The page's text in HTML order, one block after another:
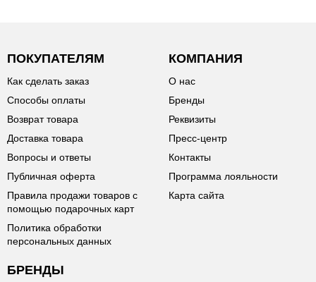
ПОКУПАТЕЛЯМ
Как сделать заказ
Способы оплаты
Возврат товара
Доставка товара
Вопросы и ответы
Публичная оферта
Правила продажи товаров с
помощью подарочных карт
Политика обработки
персональных данных
КОМПАНИЯ
О нас
Бренды
Реквизиты
Пресс-центр
Контакты
Программа лояльности
Карта сайта
БРЕНДЫ